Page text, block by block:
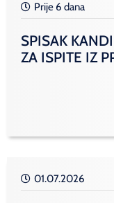
Prije 6 dana
SPISAK
ZA ISPITE IZ
01.07.2026